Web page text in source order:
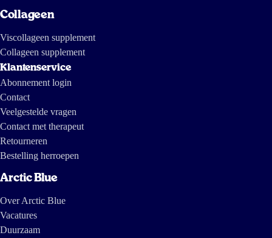
Elle Bana
Kinderen geven aan dit een fijn product te vinden👍
Ik bestel regelmatig 2 flessen kinder visolie. Volgende dag in huis netjes
I van Drunen
Collageen
Viscollageen supplement
Collageen supplement
Klantenservice
Abonnement login
Contact
Veelgestelde vragen
Contact met therapeut
Retourneren
Bestelling herroepen
Arctic Blue
Over Arctic Blue
Vacatures
Duurzaam